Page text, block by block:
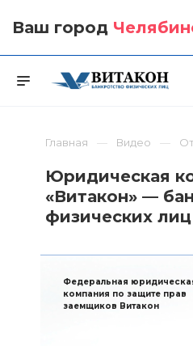
Ваш город
Главная Видео
Юридическая
«Витакон» —
физических лиц
Федеральная
компания по защите прав
заемщиков Витакон